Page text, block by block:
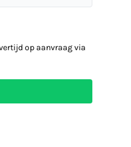
op aanvraag via